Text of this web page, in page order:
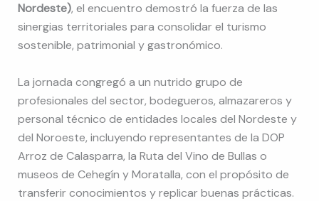
Nordeste), el encuentro demostró la fuerza de las
sinergias territoriales para consolidar el turismo
sostenible, patrimonial y gastronómico.
La jornada congregó a un nutrido grupo de
profesionales del sector, bodegueros, almazareros y
personal técnico de entidades locales del Nordeste y
del Noroeste, incluyendo representantes de la DOP
Arroz de Calasparra, la Ruta del Vino de Bullas o
museos de Cehegín y Moratalla, con el propósito de
transferir conocimientos y replicar buenas prácticas.